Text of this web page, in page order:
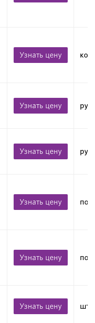
Узнать цену
Узнать цену рул
Узнать цену рул
Узнать цену
Узнать цену
Узнать цену шт